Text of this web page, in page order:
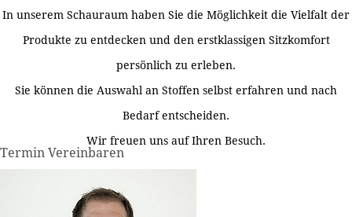
In unserem Schauraum haben Sie die Möglichkeit die Vielfalt der
Produkte zu entdecken und den erstklassigen Sitzkomfort
persönlich zu erleben.
Sie können die Auswahl an Stoffen selbst erfahren und nach
Bedarf entscheiden.
Wir freuen uns auf Ihren Besuch.
Termin Vereinbaren